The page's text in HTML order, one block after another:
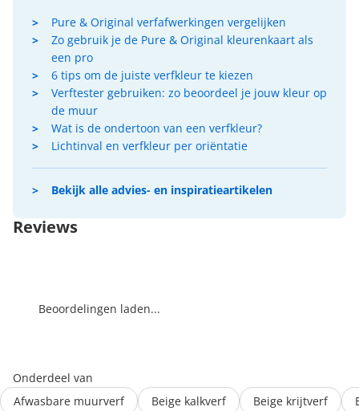
Pure & Original verfafwerkingen vergelijken
Zo gebruik je de Pure & Original kleurenkaart als
een pro
6 tips om de juiste verfkleur te kiezen
Verftester gebruiken: zo beoordeel je jouw kleur op
de muur
Wat is de ondertoon van een verfkleur?
Lichtinval en verfkleur per oriëntatie
Bekijk alle advies- en inspiratieartikelen
Reviews
Beoordelingen laden...
Onderdeel van
Afwasbare muurverf
Beige kalkverf Beige krijtverf